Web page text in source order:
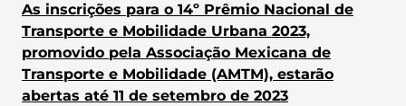
As inscrições para o 14º Prêmio Nacional de
Transporte e Mobilidade Urbana 2023,
promovido pela Associação Mexicana de
Transporte e Mobilidade (AMTM), estarão
abertas até 11 de setembro de 2023